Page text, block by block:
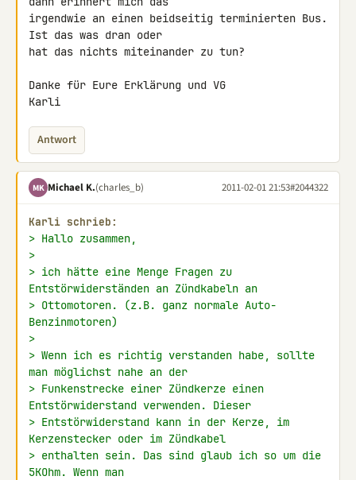
irgendwie an einen beidseitig terminierten Bus.
Ist das was dran oder
hat das nichts miteinander zu tun?
Danke für Eure Erklärung und VG
Karli
Antwort
MK Michael K.(charles_b) 2011-02-01 21:53#2044322
Karli schrieb:
> Hallo zusammen,
>
> ich hätte eine Menge Fragen zu
Entstörwiderständen an Zündkabeln an
> Ottomotoren. (z.B. ganz normale Auto-
Benzinmotoren)
>
> Wenn ich es richtig verstanden habe, sollte
man möglichst nahe an der
> Funkenstrecke einer Zündkerze einen
Entstörwiderstand verwenden. Dieser
> Entstörwiderstand kann in der Kerze, im
Kerzenstecker oder im Zündkabel
> enthalten sein. Das sind glaub ich so um die
5KOhm. Wenn man